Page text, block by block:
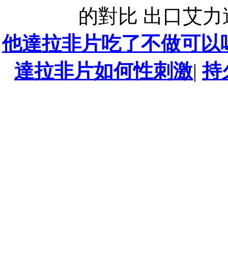
的對比 出口艾
他達拉非片吃了不做可以
達拉非片如何性刺激|持